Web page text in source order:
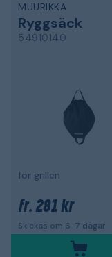
MUURIKKA
Ryggsäck
54910140
för grillen
fr. 281 kr
Skickas om 6-7 dagar